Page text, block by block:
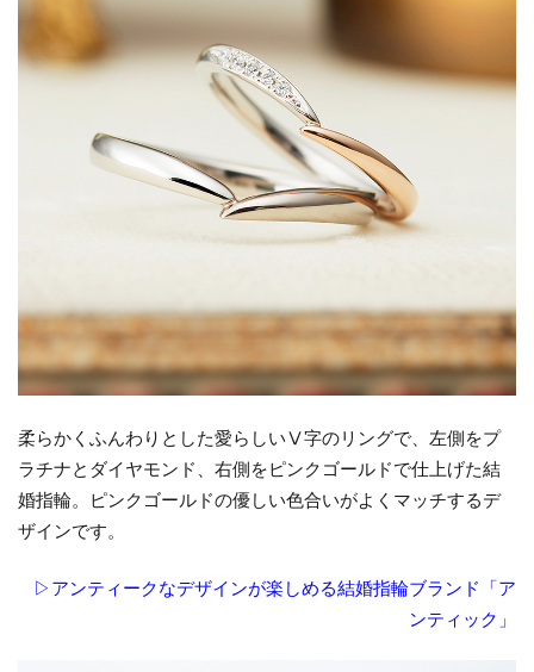
柔らかくふんわりとした愛らしいⅤ字のリングで、左側をプ
ラチナとダイヤモンド、右側をピンクゴールドで仕上げた結
婚指輪。ピンクゴールドの優しい色合いがよくマッチするデ
ザインです。
▷アンティークなデザインが楽しめる結婚指輪ブランド「ア
ンティック」